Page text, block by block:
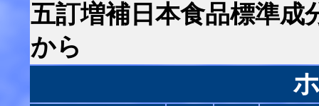
五訂増補日本食品標準成
から